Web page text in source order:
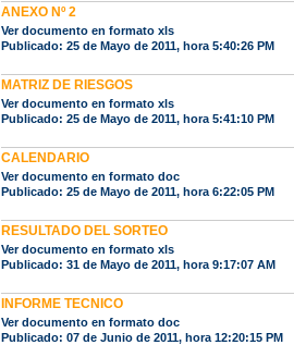
ANEXO Nº 2
Ver documento en formato xls
Publicado: 25 de Mayo de 2011, hora 5:40:26 PM
MATRIZ DE RIESGOS
Ver documento en formato xls
Publicado: 25 de Mayo de 2011, hora 5:41:10 PM
CALENDARIO
Ver documento en formato doc
Publicado: 25 de Mayo de 2011, hora 6:22:05 PM
RESULTADO DEL SORTEO
Ver documento en formato xls
Publicado: 31 de Mayo de 2011, hora 9:17:07 AM
INFORME TECNICO
Ver documento en formato doc
Publicado: 07 de Junio de 2011, hora 12:20:15 PM